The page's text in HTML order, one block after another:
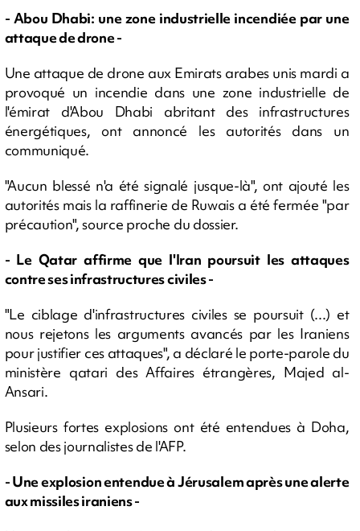
- Abou Dhabi: une zone industrielle incendiée par une
attaque de drone -
Une attaque de drone aux Emirats arabes unis mardi a
provoqué un incendie dans une zone industrielle de
l'émirat d'Abou Dhabi abritant des infrastructures
énergétiques, ont annoncé les autorités dans un
communiqué.
"Aucun blessé n'a été signalé jusque-là", ont ajouté les
autorités mais la raffinerie de Ruwais a été fermée "par
précaution", source proche du dossier.
- Le Qatar affirme que l'Iran poursuit les attaques
contre ses infrastructures civiles -
"Le ciblage d'infrastructures civiles se poursuit (...) et
nous rejetons les arguments avancés par les Iraniens
pour justifier ces attaques", a déclaré le porte-parole du
ministère qatari des Affaires étrangères, Majed al-
Ansari.
Plusieurs fortes explosions ont été entendues à Doha,
selon des journalistes de l'AFP.
- Une explosion entendue à Jérusalem après une alerte
aux missiles iraniens -